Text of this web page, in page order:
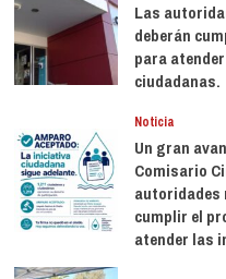
Las
deberán
para
ciudadanas.
Noticia
Un gran
Comisario
autoridades
cumplir el
atender las